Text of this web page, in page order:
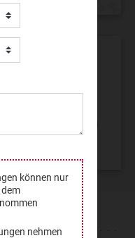
Kerwan
Sankt Johann!
Samir El Rifai,
Saarbrücken
von
können nur
nehmen